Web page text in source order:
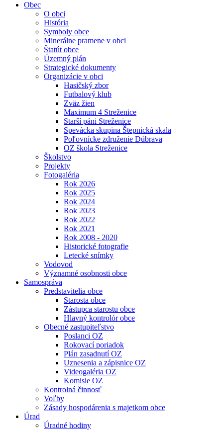
Obec
O obci
História
Symboly obce
Minerálne pramene v obci
Štatút obce
Územný plán
Strategické dokumenty
Organizácie v obci
Hasičský zbor
Futbalový klub
Zväz žien
Maximum 4 Streženice
Starší páni Streženice
Spevácka skupina Štepnická skala
Poľovnícke združenie Dúbrava
OZ škola Streženice
Školstvo
Projekty
Fotogaléria
Rok 2026
Rok 2025
Rok 2024
Rok 2023
Rok 2022
Rok 2021
Rok 2008 - 2020
Historické fotografie
Letecké snímky
Vodovod
Významné osobnosti obce
Samospráva
Predstavitelia obce
Starosta obce
Zástupca starostu obce
Hlavný kontrolór obce
Obecné zastupiteľstvo
Poslanci OZ
Rokovací poriadok
Plán zasadnutí OZ
Uznesenia a zápisnice OZ
Videogaléria OZ
Komisie OZ
Kontrolná činnosť
Voľby
Zásady hospodárenia s majetkom obce
Úrad
Úradné hodiny